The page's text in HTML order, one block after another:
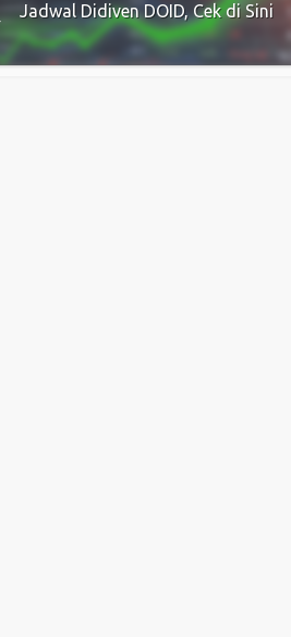
Jadwal Didiven DOID, Cek di Sini